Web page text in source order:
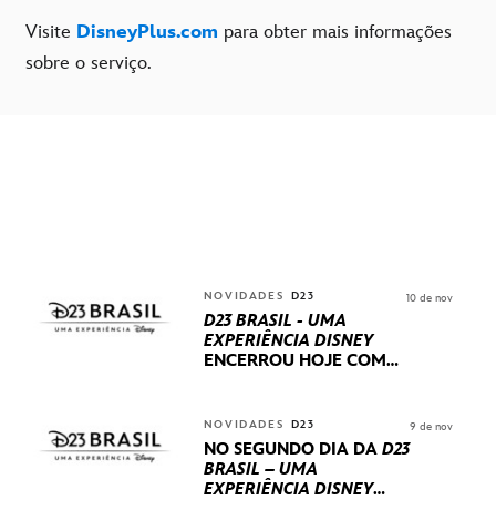
Visite DisneyPlus.com para obter mais informações
sobre o serviço.
NOVIDADES D23
D23 BRASIL - UMA
EXPERIÊNCIA DISNEY
ENCERROU HOJE COM
INTERNACIONAIS E
PRODUÇÕES BRASILEIRAS
10 de nov
NOVIDADES D23
NO SEGUNDO DIA DA D23
BRASIL – UMA
EXPERIÊNCIA DISNEY
9 de nov